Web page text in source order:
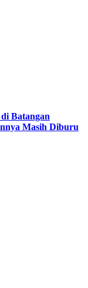
Batangan
Masih Diburu